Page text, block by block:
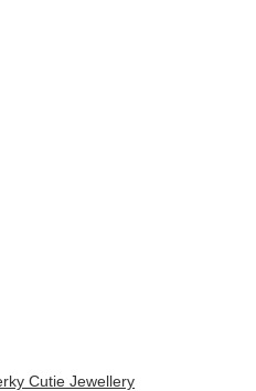
Cutie Jewellery